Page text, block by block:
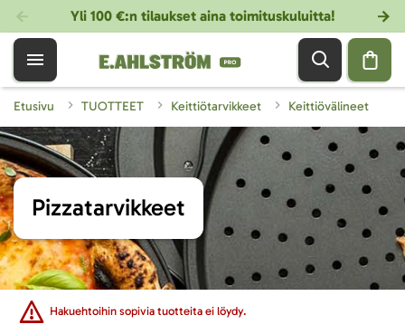
Yli 100 €:n tilaukset aina toimituskuluitta!
Etusivu TUOTTEET Keittiötarvikkeet Keittiövälineet
Pizzatarvikkeet
Hakuehtoihin sopivia tuotteita ei löydy.